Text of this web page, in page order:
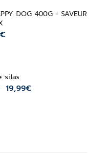
DOG 400G - SAVEUR
€
silas
19,99€